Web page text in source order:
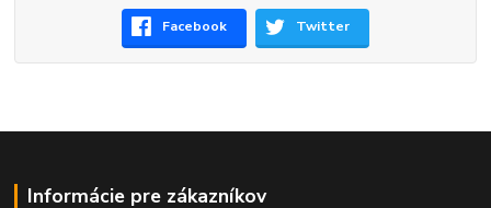
Facebook Twitter
Informácie pre zákazníkov